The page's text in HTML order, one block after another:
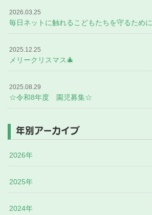
2026.03.25
毎日ネットに触れるこどもたちを守るために
2025.12.25
メリークリスマス🎄
2025.08.29
☆令和8年度 園児募集☆
年別アーカイブ
2026年
2025年
2024年